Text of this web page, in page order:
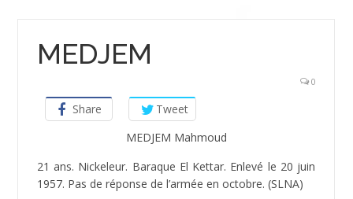
MEDJEM
0
Share
Tweet
MEDJEM Mahmoud
21 ans. Nickeleur. Baraque El Kettar. Enlevé le 20 juin
1957. Pas de réponse de l’armée en octobre. (SLNA)